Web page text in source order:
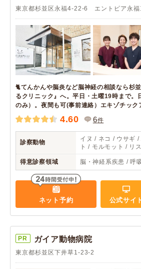
東京都杉並区永福4-22-6 エントピア永福
🐈てんかんや脳炎など脳神経の相談なら杉
るクリニック』へ。平日・土曜19時まで。
のみ）。夜間も可(事前連絡）エキゾチック
4.60 6件
診察動物
イヌ / ネコ / ウサギ
ト / モルモット / リス
得意診察領域 脳・神経系疾患 / 呼
ネット予約 公式サイ
PR ガイア動物病院
東京都杉並区下井草1-23-2